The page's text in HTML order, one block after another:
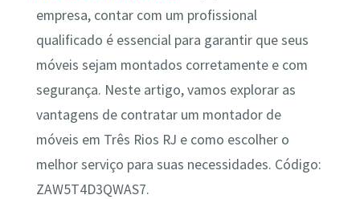
empresa, contar com um profissional
qualificado é essencial para garantir que seus
móveis sejam montados corretamente e com
segurança. Neste artigo, vamos explorar as
vantagens de contratar um montador de
móveis em Três Rios RJ e como escolher o
melhor serviço para suas necessidades. Código:
ZAW5T4D3QWAS7.